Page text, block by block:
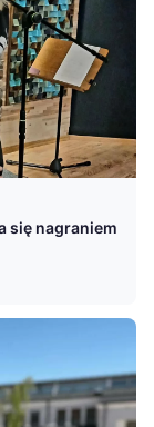
się nagraniem